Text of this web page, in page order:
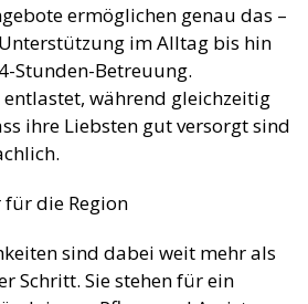
ermöglichen genau das –
im Alltag bis hin
Stunden-Betreuung.
während gleichzeitig
ihre Liebsten gut versorgt sind
die Region
sind dabei weit mehr als
Schritt. Sie stehen für ein